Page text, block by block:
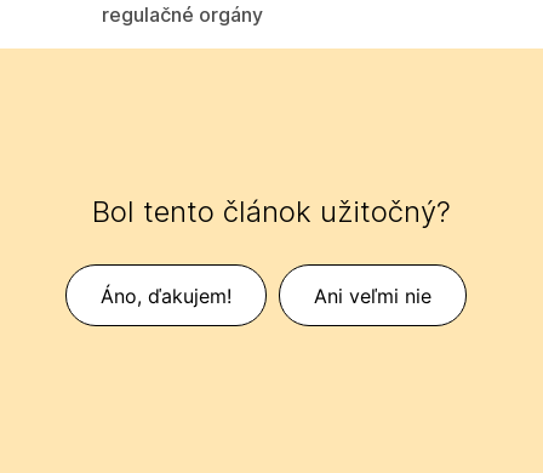
regulačné orgány
Bol tento článok užitočný?
Áno, ďakujem! Ani veľmi nie